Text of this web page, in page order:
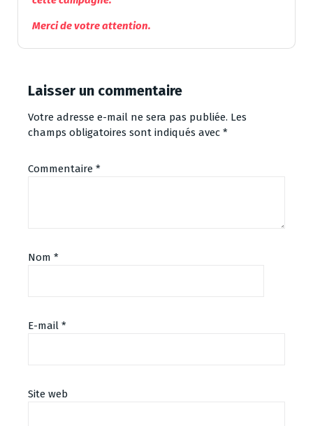
Merci de votre attention.
Laisser un commentaire
Votre adresse e-mail ne sera pas publiée. Les
champs obligatoires sont indiqués avec *
Commentaire *
Nom *
E-mail *
Site web